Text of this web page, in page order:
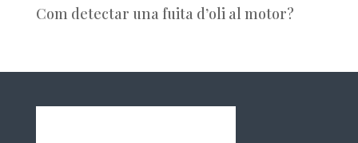
Com detectar una fuita d’oli al motor?